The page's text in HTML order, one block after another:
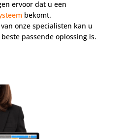
ervoor dat u een
bekomt.
onze specialisten kan u
passende oplossing is.